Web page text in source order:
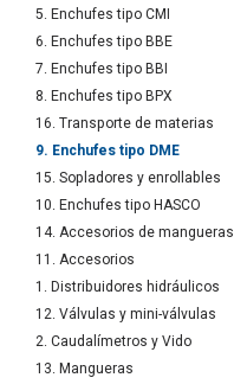
5. Enchufes tipo CMI
6. Enchufes tipo BBE
7. Enchufes tipo BBI
8. Enchufes tipo BPX
16. Transporte de materias
9. Enchufes tipo DME
15. Sopladores y enrollables
10. Enchufes tipo HASCO
14. Accesorios de mangueras
11. Accesorios
1. Distribuidores hidráulicos
12. Válvulas y mini-válvulas
2. Caudalímetros y Vido
13. Mangueras